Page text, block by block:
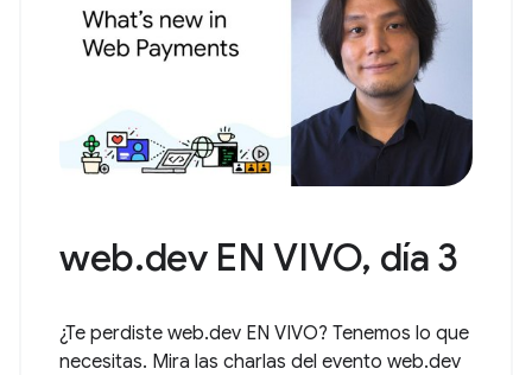
web.dev EN VIVO, día 3
¿Te perdiste web.dev EN VIVO? Tenemos lo que
necesitas. Mira las charlas del evento web.dev